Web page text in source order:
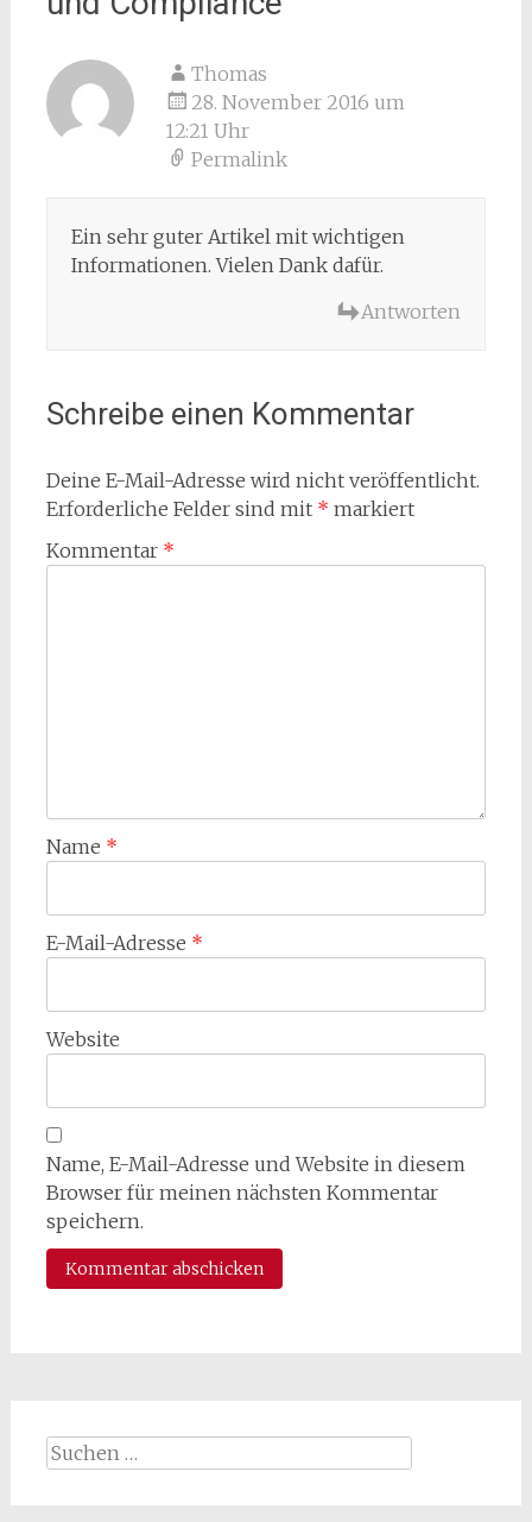
Thomas
28. November 2016 um
12:21 Uhr
Permalink
Ein sehr guter Artikel mit wichtigen
Informationen. Vielen Dank dafür.
Antworten
Schreibe einen Kommentar
Deine E-Mail-Adresse wird nicht veröffentlicht.
Erforderliche Felder sind mit * markiert
Kommentar *
Name *
E-Mail-Adresse *
Website
Name, E-Mail-Adresse und Website in diesem
Browser für meinen nächsten Kommentar
speichern.
Suchen